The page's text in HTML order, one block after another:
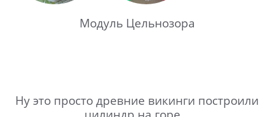
Модуль Цельнозора
Ну это просто древние викинги построили